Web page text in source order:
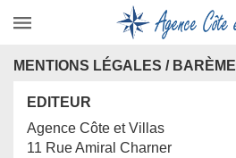
MENTIONS LÉGALES /
EDITEUR
Agence Côte et Villas
11 Rue Amiral Charner